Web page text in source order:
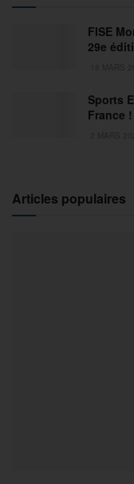
FISE
29e
Sports
France !
Articles populaires